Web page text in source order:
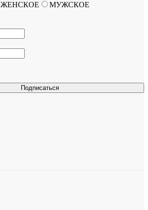
Подписаться
ЖЕНСКОЕ МУЖСКОЕ